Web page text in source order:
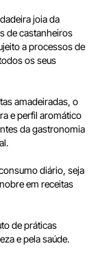
joia da
de castanheiros
a processos de
os seus
amadeiradas, o
e perfil aromático
da gastronomia
diário, seja
em receitas
de práticas
e pela saúde.